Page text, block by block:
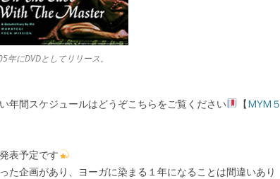
年にDVDとしてリリース。
年間スケジュールはどうぞこちらをご覧ください 【MYM５
表予定です
た企画があり、ヨーガに染まる１年になることは間違いあり